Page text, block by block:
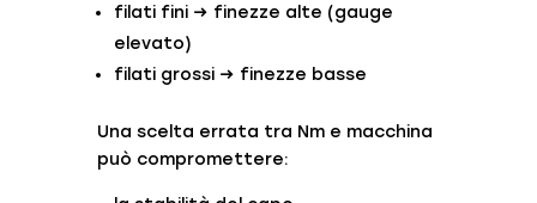
filati fini → finezze alte (gauge
elevato)
filati grossi → finezze basse
Una scelta errata tra Nm e macchina
può compromettere: